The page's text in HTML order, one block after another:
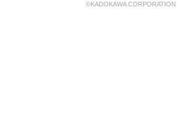
©KADOKAWA CORPORATION